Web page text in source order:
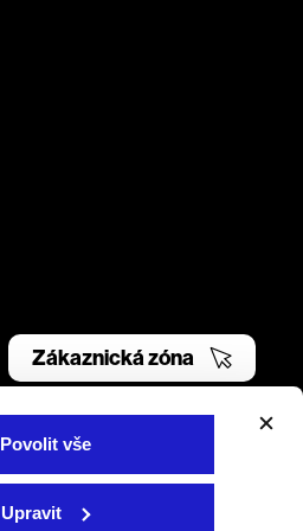
Povolit vše
Upravit
Zákaznická zóna